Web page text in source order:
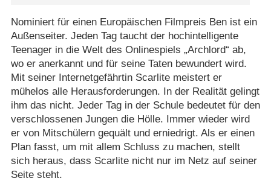
Nominiert für einen Europäischen Filmpreis Ben ist ein
Außenseiter. Jeden Tag taucht der hochintelligente
Teenager in die Welt des Onlinespiels „Archlord“ ab,
wo er anerkannt und für seine Taten bewundert wird.
Mit seiner Internetgefährtin Scarlite meistert er
mühelos alle Herausforderungen. In der Realität gelingt
ihm das nicht. Jeder Tag in der Schule bedeutet für den
verschlossenen Jungen die Hölle. Immer wieder wird
er von Mitschülern gequält und erniedrigt. Als er einen
Plan fasst, um mit allem Schluss zu machen, stellt
sich heraus, dass Scarlite nicht nur im Netz auf seiner
Seite steht.